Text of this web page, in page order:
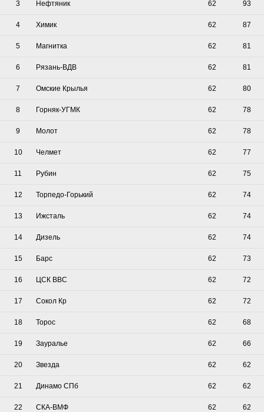
3 Нефтяник 62 93
4 Химик 62 87
5 Магнитка 62 81
6 Рязань-ВДВ 62 81
7 Омские Крылья 62 80
8 Горняк-УГМК 62 78
9 Молот 62 78
10 Челмет 62 77
11 Рубин 62 75
12 Торпедо-Горький 62 74
13 Ижсталь 62 74
14 Дизель 62 74
15 Барс 62 73
16 ЦСК ВВС 62 72
17 Сокол Кр 62 72
18 Торос 62 68
19 Зауралье 62 66
20 Звезда 62 62
21 Динамо СПб 62 62
22 СКА-ВМФ 62 62